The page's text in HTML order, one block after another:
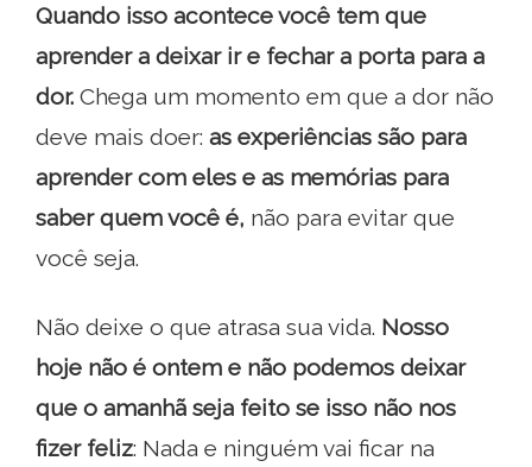
Quando isso acontece você tem que
aprender a deixar ir e fechar a porta para a
dor. Chega um momento em que a dor não
deve mais doer: as experiências são para
aprender com eles e as memórias para
saber quem você é, não para evitar que
você seja.
Não deixe o que atrasa sua vida. Nosso
hoje não é ontem e não podemos deixar
que o amanhã seja feito se isso não nos
fizer feliz: Nada e ninguém vai ficar na